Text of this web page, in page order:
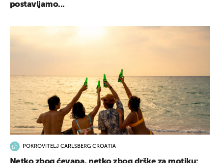
postavljamo...
POKROVITELJ CARLSBERG CROATIA